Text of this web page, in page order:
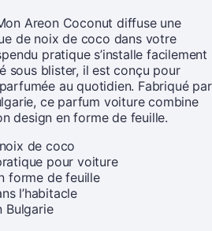
Areon Coconut diffuse une
de noix de coco dans votre
pratique s’installe facilement
sous blister, il est conçu pour
au quotidien. Fabriqué par
ce parfum voiture combine
design en forme de feuille.
de coco
pour voiture
forme de feuille
l’habitacle
Bulgarie